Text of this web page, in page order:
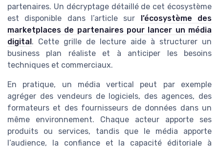
partenaires. Un décryptage détaillé de cet écosystème
est disponible dans l’article sur l’écosystème des
marketplaces de partenaires pour lancer un média
digital. Cette grille de lecture aide à structurer un
business plan réaliste et à anticiper les besoins
techniques et commerciaux.
En pratique, un média vertical peut par exemple
agréger des vendeurs de logiciels, des agences, des
formateurs et des fournisseurs de données dans un
même environnement. Chaque acteur apporte ses
produits ou services, tandis que le média apporte
l’audience, la confiance et la capacité éditoriale à